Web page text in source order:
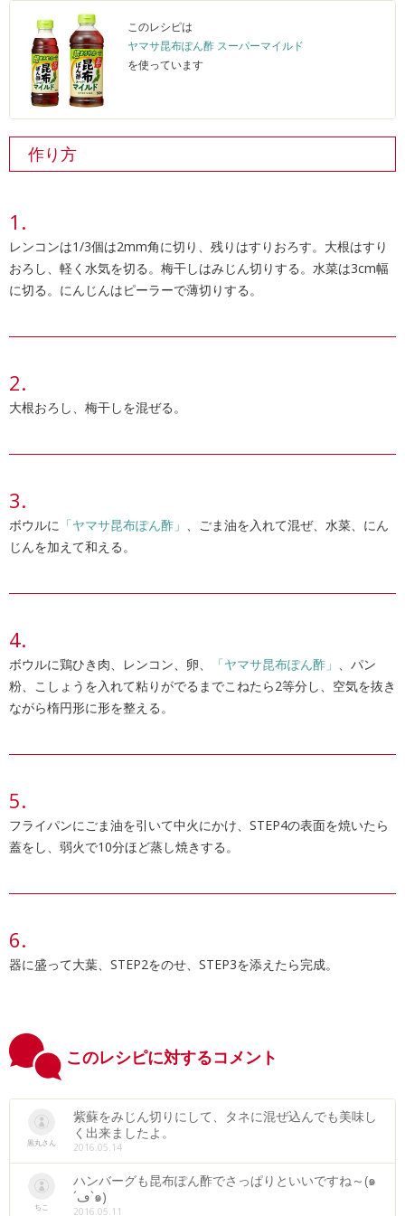
このレシピは
ヤマサ昆布ぽん酢 スーパーマイルド
を使っています
作り方
レンコンは1/3個は2mm角に切り、残りはすりおろす。大根はすり
おろし、軽く水気を切る。梅干しはみじん切りする。水菜は3cm幅
に切る。にんじんはピーラーで薄切りする。
大根おろし、梅干しを混ぜる。
ボウルに 「ヤマサ昆布ぽん酢」 、ごま油を入れて混ぜ、水菜、にん
じんを加えて和える。
ボウルに鶏ひき肉、レンコン、卵、 「ヤマサ昆布ぽん酢」 、パン
粉、こしょうを入れて粘りがでるまでこねたら2等分し、空気を抜き
ながら楕円形に形を整える。
フライパンにごま油を引いて中火にかけ、STEP4の表面を焼いたら
蓋をし、弱火で10分ほど蒸し焼きする。
器に盛って大葉、STEP2をのせ、STEP3を添えたら完成。
このレシピに対するコメント
黒丸さん
紫蘇をみじん切りにして、タネに混ぜ込んでも美味し
く出来ましたよ。
2016.05.14
ちこ
ハンバーグも昆布ぽん酢でさっぱりといいですね～(๑
´ڡ`๑)
2016.05.11